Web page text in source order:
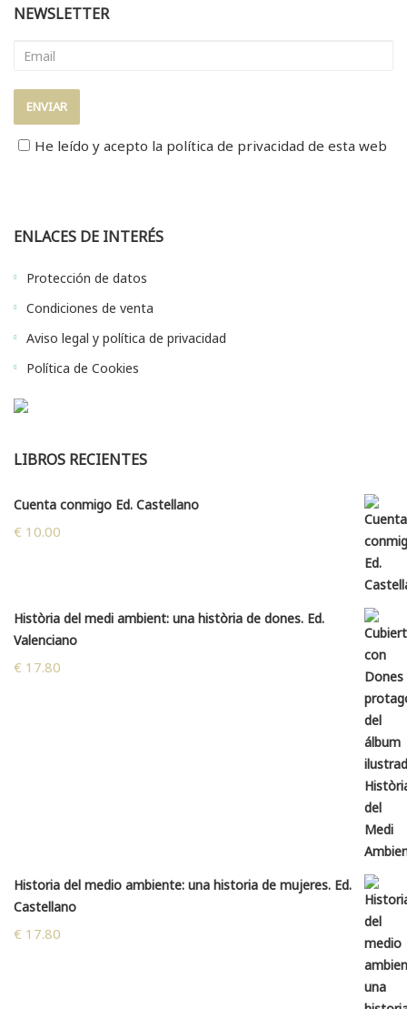
NEWSLETTER
He leído y acepto la política de privacidad de esta web
ENLACES DE INTERÉS
Protección de datos
Condiciones de venta
Aviso legal y política de privacidad
Política de Cookies
LIBROS RECIENTES
Cuenta conmigo Ed. Castellano
€ 10.00
Història del medi ambient: una història de dones. Ed.
Valenciano
€ 17.80
Historia del medio ambiente: una historia de mujeres. Ed.
Castellano
€ 17.80